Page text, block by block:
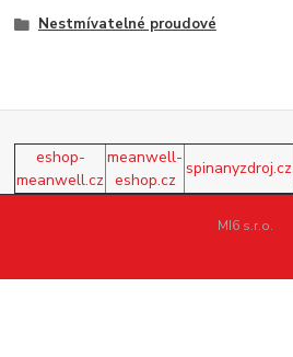
Nestmívatelné proudové
eshop-
meanwell.cz
meanwell-
eshop.cz
spinanyzdroj.cz
MI6 s.r.o.